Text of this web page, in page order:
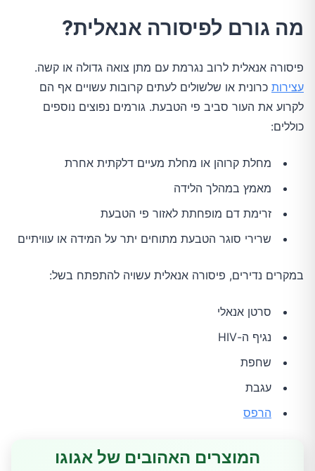
מה גורם לפיסורה אנאלית?
פיסורה אנאלית לרוב נגרמת עם מתן צואה גדולה או קשה.
עצירות כרונית או שלשולים לעתים קרובות עשויים אף הם
לקרוע את העור סביב פי הטבעת. גורמים נפוצים נוספים
כוללים:
מחלת קרוהן או מחלת מעיים דלקתית אחרת
מאמץ במהלך הלידה
זרימת דם מופחתת לאזור פי הטבעת
שרירי סוגר הטבעת מתוחים יתר על המידה או עוויתיים
במקרים נדירים, פיסורה אנאלית עשויה להתפתח בשל:
סרטן אנאלי
נגיף ה-HIV
שחפת
עגבת
הרפס
המוצרים האהובים של אגוגו